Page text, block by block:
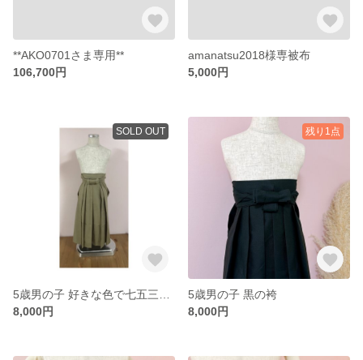
**AKO0701さま専用**
106,700円
amanatsu2018様専被布
5,000円
SOLD OUT
8,000円
残り1点
5歳男の子 黒の袴
8,000円